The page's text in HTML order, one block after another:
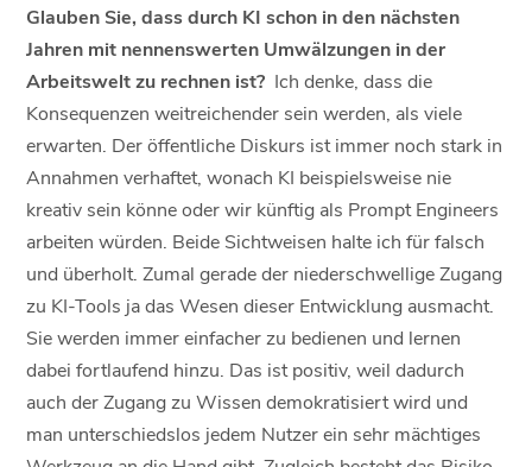
Glauben Sie, dass durch KI schon in den nächsten
Jahren mit nennenswerten Umwälzungen in der
Arbeitswelt zu rechnen ist? Ich denke, dass die
Konsequenzen weitreichender sein werden, als viele
erwarten. Der öffentliche Diskurs ist immer noch stark in
Annahmen verhaftet, wonach KI beispielsweise nie
kreativ sein könne oder wir künftig als Prompt Engineers
arbeiten würden. Beide Sichtweisen halte ich für falsch
und überholt. Zumal gerade der niederschwellige Zugang
zu KI-Tools ja das Wesen dieser Entwicklung ausmacht.
Sie werden immer einfacher zu bedienen und lernen
dabei fortlaufend hinzu. Das ist positiv, weil dadurch
auch der Zugang zu Wissen demokratisiert wird und
man unterschiedslos jedem Nutzer ein sehr mächtiges